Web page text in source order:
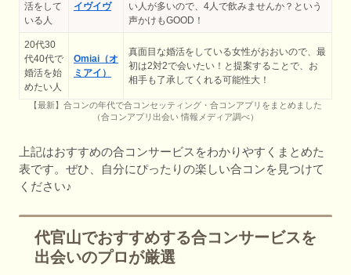
活をして
いる人
イヴイヴ
い人が多いので、4人で飲みませんか？という
声かけもGOOD！
20代30
代40代で
婚活を始
めたい人
Omiai（オ
ミアイ）
真面目な婚活をしている女性がおおいので、最
初は2対2で会いたい！と提案することで、お
相手も了承してくれる可能性大！
【最新】合コンの年代で合コンセッティング・合コンアプリをまとめました
（合コンアプリ出会い 情報メディア調べ）
上記はおすすめの合コンサービスをわかりやすくまとめた
表です。ぜひ、自分にぴったりの楽しい合コンを見つけて
ください♪
代官山でおすすめする合コンサービスを
出会いのプロが厳選